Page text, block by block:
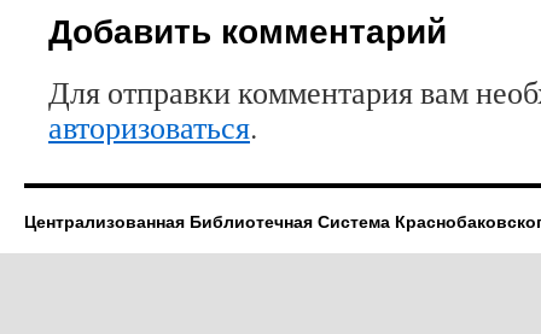
Добавить комментарий
Для отправки комментария вам
авторизоваться.
Централизованная Библиотечная Система